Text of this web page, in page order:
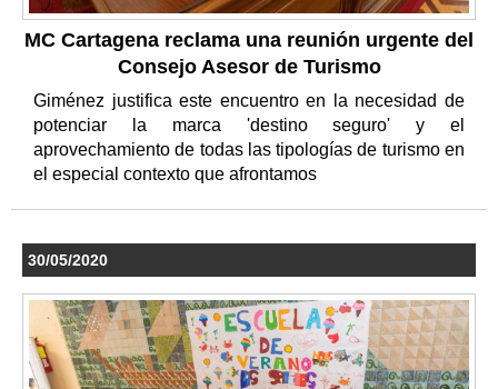
MC Cartagena reclama una reunión urgente del
Consejo Asesor de Turismo
Giménez justifica este encuentro en la necesidad de
potenciar la marca 'destino seguro' y el
aprovechamiento de todas las tipologías de turismo en
el especial contexto que afrontamos
30/05/2020